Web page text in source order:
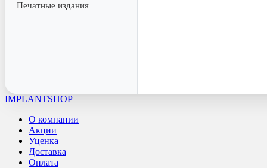
Печатные издания
IMPLANTSHOP
О компании
Акции
Уценка
Доставка
Оплата